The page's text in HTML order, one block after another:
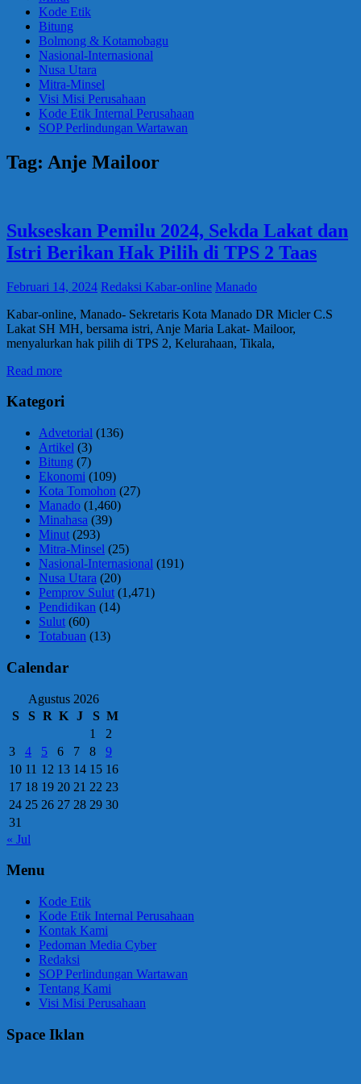
Kode Etik
Bitung
Bolmong & Kotamobagu
Nasional-Internasional
Nusa Utara
Mitra-Minsel
Visi Misi Perusahaan
Kode Etik Internal Perusahaan
SOP Perlindungan Wartawan
Tag: Anje Mailoor
Sukseskan Pemilu 2024, Sekda Lakat dan
Istri Berikan Hak Pilih di TPS 2 Taas
Februari 14, 2024 Redaksi Kabar-online Manado
Kabar-online, Manado- Sekretaris Kota Manado DR Micler C.S
Lakat SH MH, bersama istri, Anje Maria Lakat- Mailoor,
menyalurkan hak pilih di TPS 2, Kelurahaan, Tikala,
Read more
Kategori
Advetorial (136)
Artikel (3)
Bitung (7)
Ekonomi (109)
Kota Tomohon (27)
Manado (1,460)
Minahasa (39)
Minut (293)
Mitra-Minsel (25)
Nasional-Internasional (191)
Nusa Utara (20)
Pemprov Sulut (1,471)
Pendidikan (14)
Sulut (60)
Totabuan (13)
Calendar
Agustus 2026
S
S R K J S M
1
2
3
4 5 6 7 8
9
10 11 12 13 14 15 16
17 18 19 20 21 22 23
24 25 26 27 28 29 30
31
« Jul
Menu
Kode Etik
Kode Etik Internal Perusahaan
Kontak Kami
Pedoman Media Cyber
Redaksi
SOP Perlindungan Wartawan
Tentang Kami
Visi Misi Perusahaan
Space Iklan